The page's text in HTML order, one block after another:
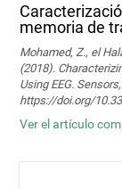
memoria de
Mohamed, Z., el
(2018).
Using EEG.
https://doi.org/
Ver el artículo